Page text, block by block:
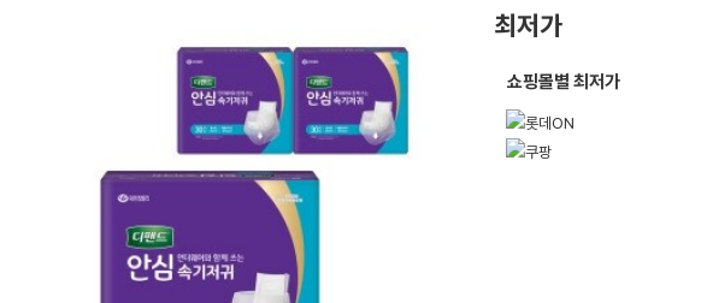
최저가
쇼핑몰별 최저가